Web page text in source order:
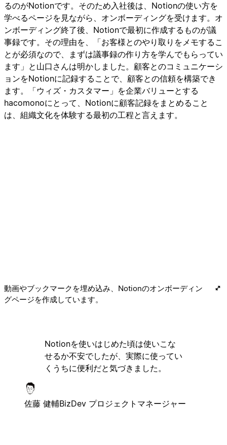
るのがNotionです。そのため入社後は、Notionの使い方を
学べるページを見ながら、オンボーディングを受けます。オ
ンボーディング終了後、Notionで最初に作成するものが議
事録です。その理由を、「お客様とのやり取りをメモするこ
とが必須なので、まずは議事録の作り方を学んでもらってい
ます」と山口さんは明かしました。顧客とのコミュニケーシ
ョンをNotionに記録することで、顧客との信頼を構築でき
ます。「ウィズ・カスタマー」を企業バリューとする
hacomonoにとって、Notionに顧客記録をまとめること
は、組織文化を体験する最初の工程と言えます。
動画やブックマークを埋め込み、Notionのオンボーディン
グページを作成しています。
Notionを使いはじめた頃は使いこな
せるか不安でしたが、実際に使ってい
くうちに便利だと気づきました。
佐藤 健輔BizDev プロジェクトマネージャー